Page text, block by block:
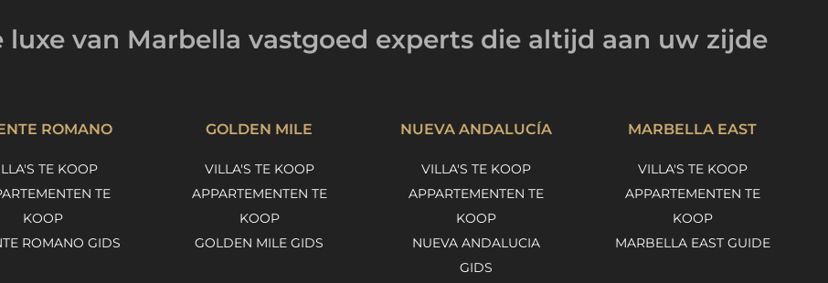
luxe van Marbella vastgoed experts die altijd aan uw zijde
ROMANO
TE KOOP
TE
KOOP
ROMANO GIDS
GOLDEN MILE
VILLA'S TE KOOP
APPARTEMENTEN TE
KOOP
GOLDEN MILE GIDS
NUEVA ANDALUCÍA
VILLA'S TE KOOP
APPARTEMENTEN TE
KOOP
NUEVA ANDALUCIA
GIDS
MARBELLA EAST
VILLA'S TE KOOP
APPARTEMENTEN TE
KOOP
MARBELLA EAST GUIDE